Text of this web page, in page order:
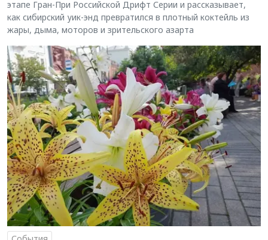
этапе Гран-При Российской Дрифт Серии и рассказывает,
как сибирский уик-энд превратился в плотный коктейль из
жары, дыма, моторов и зрительского азарта